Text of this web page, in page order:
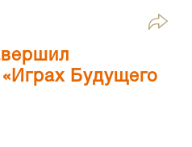
Будущего